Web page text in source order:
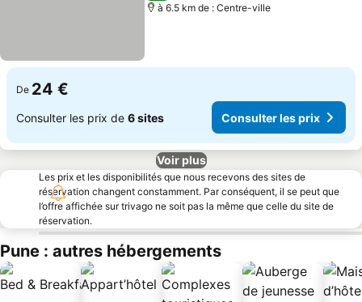
à 6.5 km de : Centre-ville
De 24 €
Consulter les prix de 6 sites Consulter les prix
Voir plus
Les prix et les disponibilités que nous recevons des sites de
réservation changent constamment. Par conséquent, il se peut que
l’offre affichée sur trivago ne soit pas la même que celle du site de
réservation.
Pune : autres hébergements